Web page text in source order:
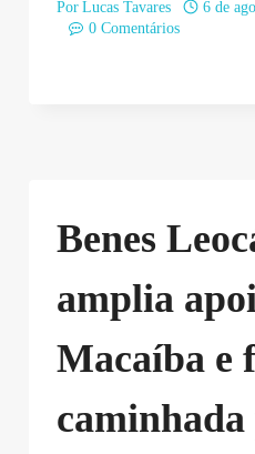
Por Lucas Tavares
6 de
0 Comentários
Benes
amplia
Macaíba e